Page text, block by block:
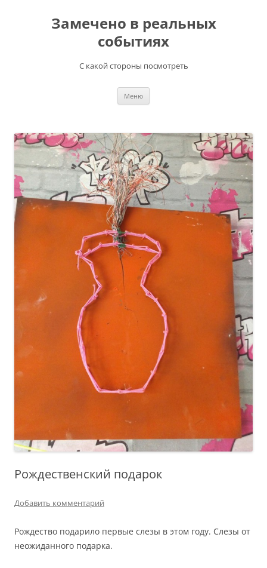
содержимомуЗамечено в реальных
событиях
С какой стороны посмотреть
Меню
Рождественский подарок
Добавить комментарий
Рождество подарило первые слезы в этом году. Слезы от
неожиданного подарка.